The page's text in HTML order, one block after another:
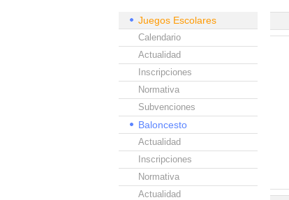
Juegos Escolares
Calendario
Actualidad
Inscripciones
Normativa
Subvenciones
Baloncesto
Actualidad
Inscripciones
Normativa
Actualidad